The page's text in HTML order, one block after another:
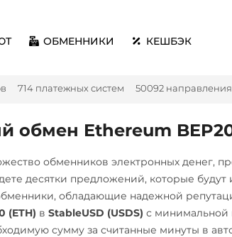
ОБМЕННИКИ КЕШБЭК
714 платежных систем 50092
обмен Ethereum BEP20
обменников электронных денег,
десятки предложений, которые
обладающие надежной
(ETH) в StableUSD (USDS) с минимальной
сумму за считанные минуты в